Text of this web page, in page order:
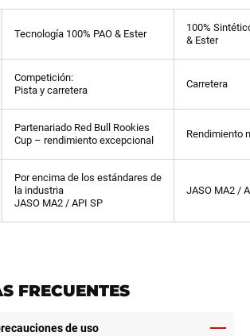
Tecnología 100% PAO & Ester
100%
& Ester
Competición:
Pista y carretera
Carretera
Partenariado Red Bull Rookies
Cup – rendimiento excepcional
Rendimiento
Por encima de los estándares de
la industria
JASO MA2 / API SP
JASO MA2 /
FRECUENTES
de uso